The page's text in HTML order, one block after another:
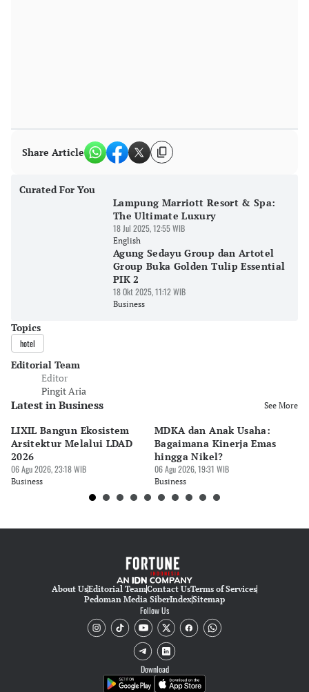
Share Article
Curated For You
Lampung Marriott Resort & Spa:
The Ultimate Luxury
18 Jul 2025, 12:55 WIB
English
Agung Sedayu Group dan Artotel
Group Buka Golden Tulip Essential
PIK 2
18 Okt 2025, 11:12 WIB
Business
Topics
hotel
Editorial Team
Editor
Pingit Aria
Latest in Business See More
LIXIL Bangun Ekosistem
Arsitektur Melalui LDAD
2026
06 Agu 2026, 23:18 WIB
Business
MDKA dan Anak Usaha:
Bagaimana Kinerja Emas
hingga Nikel?
06 Agu 2026, 19:31 WIB
Business
About UsEditorial TeamContact UsTerms of Services
Pedoman Media SiberIndexSitemap
Follow Us
Download